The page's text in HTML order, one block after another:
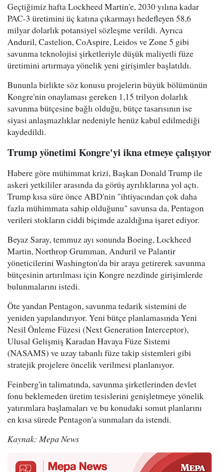
Geçtiğimiz hafta Lockheed Martin'e, 2030 yılına kadar
PAC-3 üretimini üç katına çıkarmayı hedefleyen 58,6
milyar dolarlık potansiyel sözleşme verildi. Ayrıca
Anduril, Castelion, CoAspire, Leidos ve Zone 5 gibi
savunma teknolojisi şirketleriyle düşük maliyetli füze
üretimini artırmaya yönelik yeni girişimler başlatıldı.
Bununla birlikte söz konusu projelerin büyük bölümünün
Kongre'nin onaylaması gereken 1,15 trilyon dolarlık
savunma bütçesine bağlı olduğu, bütçe tasarısının ise
siyasi anlaşmazlıklar nedeniyle henüz kabul edilmediği
kaydedildi.
Trump yönetimi Kongre'yi ikna etmeye çalışıyor
Habere göre mühimmat krizi, Başkan Donald Trump ile
askeri yetkililer arasında da görüş ayrılıklarına yol açtı.
Trump kısa süre önce ABD'nin "ihtiyacından çok daha
fazla mühimmata sahip olduğunu" savunsa da, Pentagon
verileri stokların ciddi biçimde azaldığına işaret ediyor.
Beyaz Saray, temmuz ayı sonunda Boeing, Lockheed
Martin, Northrop Grumman, Anduril ve Palantir
yöneticilerini Washington'da bir araya getirerek savunma
bütçesinin artırılması için Kongre nezdinde girişimlerde
bulunmalarını istedi.
Öte yandan Pentagon, savunma tedarik sistemini de
yeniden yapılandırıyor. Yeni bütçe planlamasında Yeni
Nesil Önleme Füzesi (Next Generation Interceptor),
Ulusal Gelişmiş Karadan Havaya Füze Sistemi
(NASAMS) ve uzay tabanlı füze takip sistemleri gibi
stratejik projelere öncelik verilmesi planlanıyor.
Feinberg'in talimatında, savunma şirketlerinden devlet
fonu beklemeden üretim tesislerini genişletmeye yönelik
yatırımlara başlamaları ve bu konudaki somut planlarını
en kısa sürede Pentagon'a sunmaları da istendi.
Kaynak: Mepa News